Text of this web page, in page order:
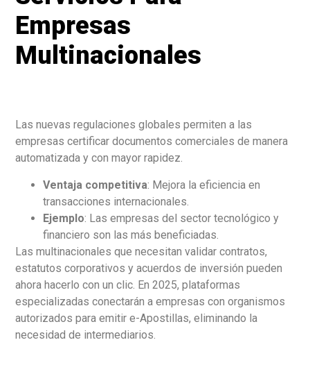
Empresas
Multinacionales
Las nuevas regulaciones globales permiten a las
empresas certificar documentos comerciales de manera
automatizada y con mayor rapidez.
Ventaja competitiva: Mejora la eficiencia en
transacciones internacionales.
Ejemplo: Las empresas del sector tecnológico y
financiero son las más beneficiadas.
Las multinacionales que necesitan validar contratos,
estatutos corporativos y acuerdos de inversión pueden
ahora hacerlo con un clic. En 2025, plataformas
especializadas conectarán a empresas con organismos
autorizados para emitir e-Apostillas, eliminando la
necesidad de intermediarios.